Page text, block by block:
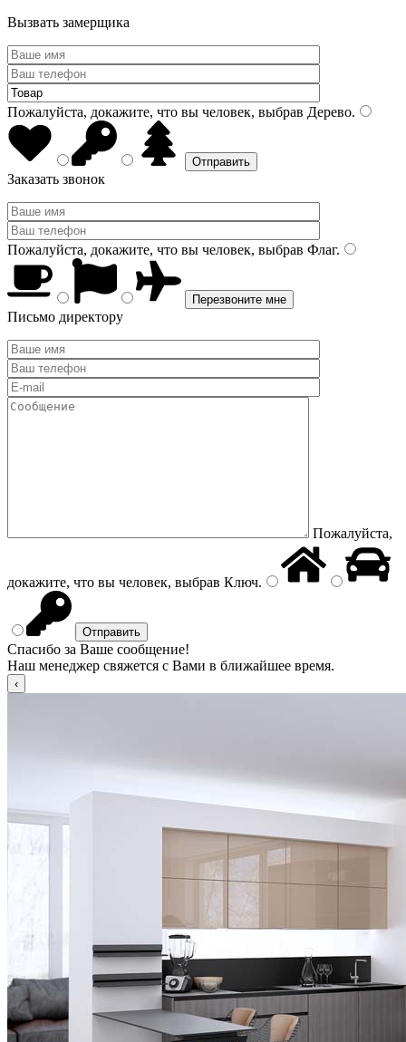
Вызвать замерщика
Пожалуйста, докажите, что вы человек, выбрав Дерево.
Заказать звонок
Пожалуйста, докажите, что вы человек, выбрав Флаг.
Письмо директору
Пожалуйста,
докажите, что вы человек, выбрав Ключ.
Спасибо за Ваше сообщение!
Наш менеджер свяжется с Вами в ближайшее время.